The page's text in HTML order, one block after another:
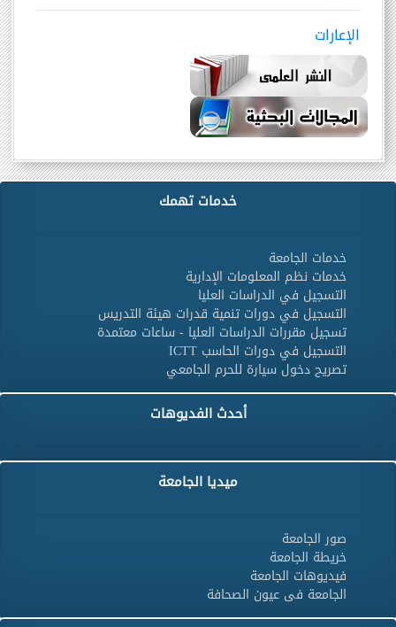
الإعارات
خدمات تهمك
خدمات الجامعة
خدمات نظم المعلومات الإدارية
التسجيل في الدراسات العليا
التسجيل في دورات تنمية قدرات هيئة التدريس
تسجيل مقررات الدراسات العليا - ساعات معتمدة
التسجيل في دورات الحاسب ICTT
تصريح دخول سيارة للحرم الجامعي
أحدث الفديوهات
ميديا الجامعة
صور الجامعة
خريطة الجامعة
فيديوهات الجامعة
الجامعة فى عيون الصحافة